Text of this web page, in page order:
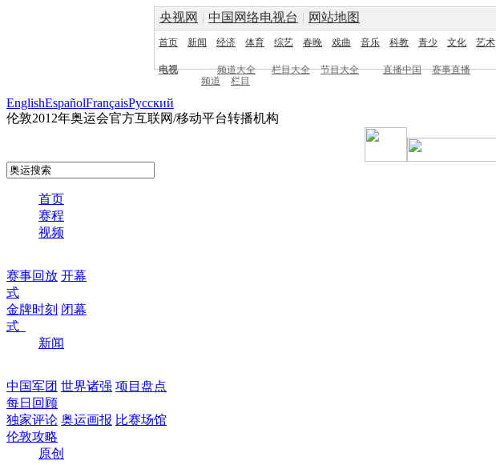
央视网 | 中国网络电视台 | 网站地图
首页 新闻 经济 体育 综艺 春晚 戏曲 音乐 科教 青少 文化 艺术
电视 频道大全 栏目大全 节目大全 直播中国 赛事直播
频道
栏目
EnglishEspañolFrançaisPусский
伦敦2012年奥运会官方互联网/移动平台转播机构
首页
赛程
视频
赛事回放 开幕
式
金牌时刻 闭幕
式
新闻
中国军团 世界诸强 项目盘点
每日回顾
独家评论 奥运画报 比赛场馆
伦敦攻略
原创